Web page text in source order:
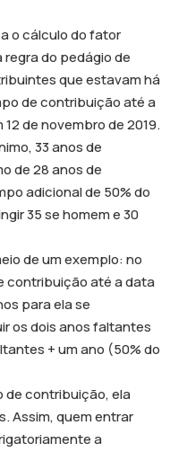
o cálculo do fator
regra do pedágio de
que estavam há
de contribuição até a
de novembro de 2019.
33 anos de
de 28 anos de
adicional de 50% do
35 se homem e 30
de um exemplo: no
contribuição até a data
para ela se
os dois anos faltantes
+ um ano (50% do
de contribuição, ela
Assim, quem entrar
a